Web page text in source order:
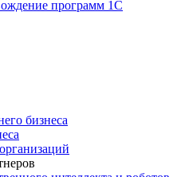
программ 1С
бизнеса